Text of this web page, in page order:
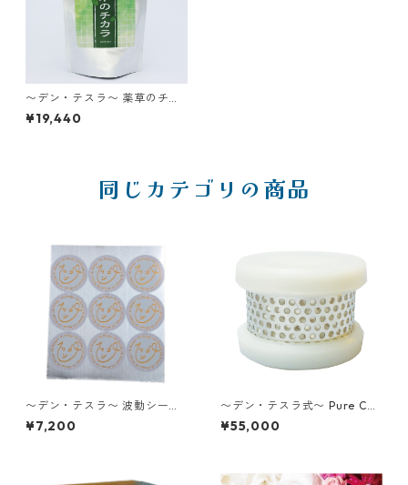
〜デン・テスラ〜 薬草のチカ
ラ
¥19,440
同じカテゴリの商品
〜デン・テスラ〜 波動シール
(1シート 12点)
¥7,200
〜デン・テスラ式〜 Pure Cer
a (ピュアセラ)
¥55,000